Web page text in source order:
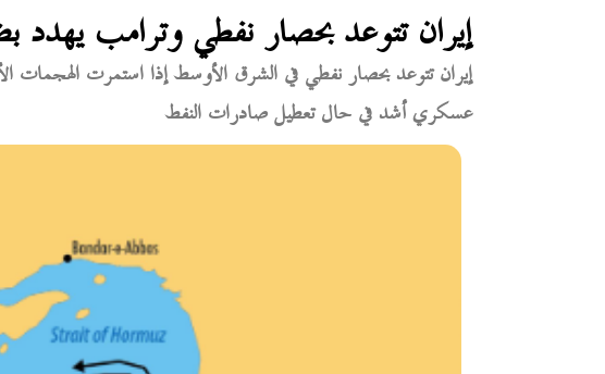
إيران تتوعد بحصار نفطي وترامب يهدد
إيران تتوعد بحصار نفطي في الشرق الأوسط إذا استمرت الهجمات
عسكري أشد في حال تعطيل صادرات النفط